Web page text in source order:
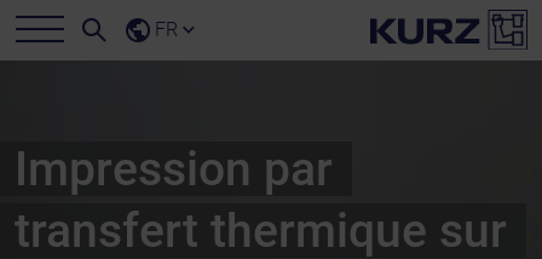
FR
Impression par
transfert thermique sur